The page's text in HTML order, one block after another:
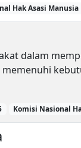
Hak Asasi Manusia
dalam
Komisi Nasional